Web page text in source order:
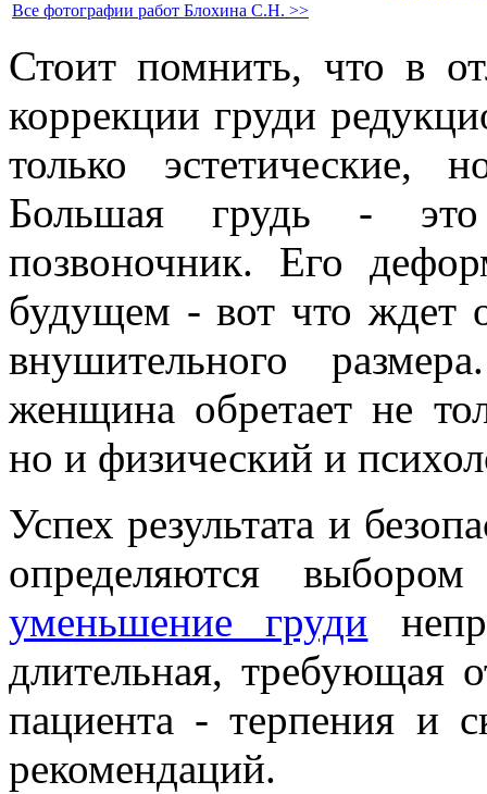
Все фотографии работ Блохина С.Н. >>
Стоит помнить, что в
коррекции груди
только эстетические,
Большая грудь - это
позвоночник. Его
будущем - вот что ждет
внушительного
женщина обретает не
но и физический и
Успех результата и
определяются
уменьшение груди
длительная, требующая
пациента - терпения и
рекомендаций.